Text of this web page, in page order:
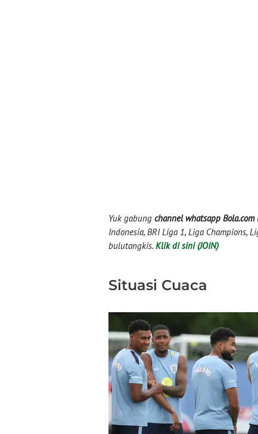
Yuk gabung channel whatsapp Bola.com
Indonesia, BRI Liga 1, Liga Champions,
bulutangkis. Klik di sini (JOIN)
Situasi Cuaca